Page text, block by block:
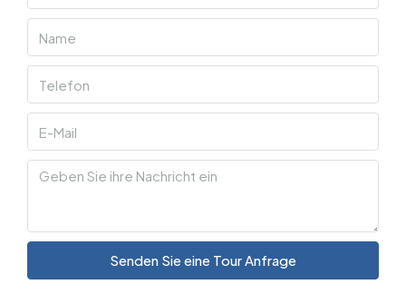
Senden Sie eine Tour Anfrage